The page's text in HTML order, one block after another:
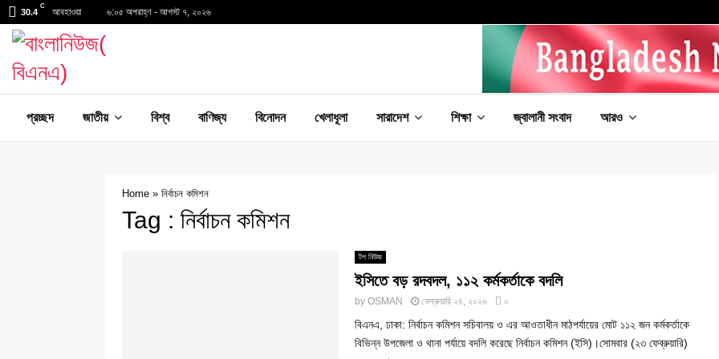
30.4
C
আবহাওয়া ৬:০৫ অপরাহ্ণ - আগস্ট ৭, ২০২৬
প্রচ্ছদ জাতীয় বিশ্ব বাণিজ্য বিনোদন খেলাধূলা সারাদেশ শিক্ষা জ্বালানী সংবাদ আরও
Home » নির্বাচন কমিশন
Tag : নির্বাচন কমিশন
টপ নিউজ
ইসিতে বড় রদবদল, ১১২ কর্মকর্তাকে বদলি
by OSMAN ফেব্রুয়ারি ২৪, ২০২৬ ০
বিএনএ, ঢাকা: নির্বাচন কমিশন সচিবালয় ও এর আওতাধীন মাঠপর্যায়ের মোট ১১২ জন কর্মকর্তাকে
বিভিন্ন উপজেলা ও থানা পর্যায়ে বদলি করেছে নির্বাচন কমিশন (ইসি)।সোমবার (২৩ ফেব্রুয়ারি)